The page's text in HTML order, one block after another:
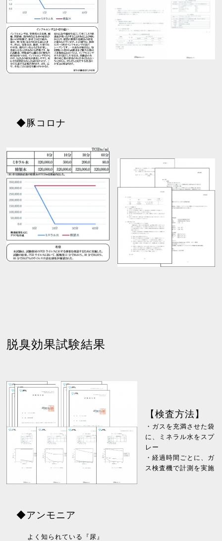
◆豚コロナ
脱臭効果試験結果
【検査方法】
・ガスを充満させた袋
に、ミネラル水をスプ
レー
・経過時間ごとに、ガ
ス検査機で計測を実施
◆アンモニア
よく知られている『尿』